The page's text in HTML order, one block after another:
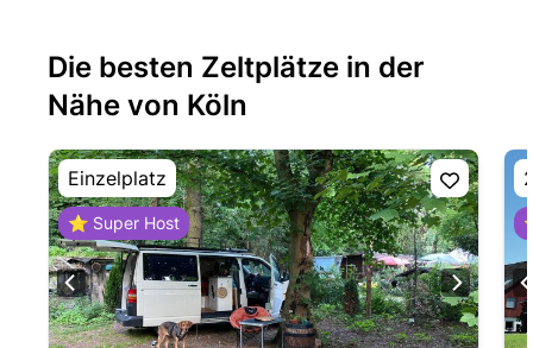
Die besten Zeltplätze in der
Nähe von Köln
Einzelplatz
⭐ Super Host